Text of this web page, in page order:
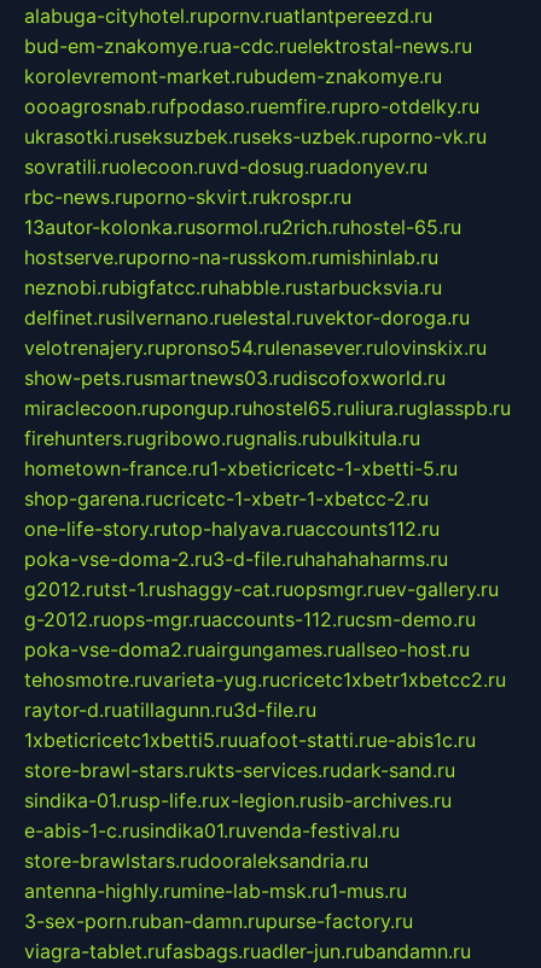
alabuga-cityhotel.rupornv.ruatlantpereezd.ru
bud-em-znakomye.rua-cdc.ruelektrostal-news.ru
korolevremont-market.rubudem-znakomye.ru
oooagrosnab.rufpodaso.ruemfire.rupro-otdelky.ru
ukrasotki.ruseksuzbek.ruseks-uzbek.ruporno-vk.ru
sovratili.ruolecoon.ruvd-dosug.ruadonyev.ru
rbc-news.ruporno-skvirt.rukrospr.ru
13autor-kolonka.rusormol.ru2rich.ruhostel-65.ru
hostserve.ruporno-na-russkom.rumishinlab.ru
neznobi.rubigfatcc.ruhabble.rustarbucksvia.ru
delfinet.rusilvernano.ruelestal.ruvektor-doroga.ru
velotrenajery.rupronso54.rulenasever.rulovinskix.ru
show-pets.rusmartnews03.rudiscofoxworld.ru
miraclecoon.rupongup.ruhostel65.ruliura.ruglasspb.ru
firehunters.rugribowo.rugnalis.rubulkitula.ru
hometown-france.ru1-xbeticricetc-1-xbetti-5.ru
shop-garena.rucricetc-1-xbetr-1-xbetcc-2.ru
one-life-story.rutop-halyava.ruaccounts112.ru
poka-vse-doma-2.ru3-d-file.ruhahahaharms.ru
g2012.rutst-1.rushaggy-cat.ruopsmgr.ruev-gallery.ru
g-2012.ruops-mgr.ruaccounts-112.rucsm-demo.ru
poka-vse-doma2.ruairgungames.ruallseo-host.ru
tehosmotre.ruvarieta-yug.rucricetc1xbetr1xbetcc2.ru
raytor-d.ruatillagunn.ru3d-file.ru
1xbeticricetc1xbetti5.ruuafoot-statti.rue-abis1c.ru
store-brawl-stars.rukts-services.rudark-sand.ru
sindika-01.rusp-life.rux-legion.rusib-archives.ru
e-abis-1-c.rusindika01.ruvenda-festival.ru
store-brawlstars.rudooraleksandria.ru
antenna-highly.rumine-lab-msk.ru1-mus.ru
3-sex-porn.ruban-damn.rupurse-factory.ru
viagra-tablet.rufasbags.ruadler-jun.rubandamn.ru